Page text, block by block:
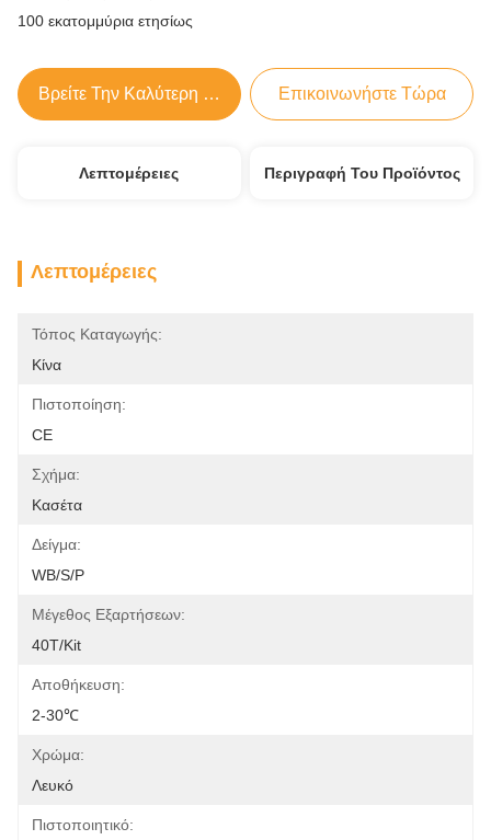
100 εκατομμύρια ετησίως
Βρείτε Την Καλύτερη Τιμή Επικοινωνήστε Τώρα
Λεπτομέρειες Περιγραφή Του Προϊόντος
Λεπτομέρειες
Τόπος Καταγωγής:
Κίνα
Πιστοποίηση:
CE
Σχήμα:
Κασέτα
Δείγμα:
WB/S/P
Μέγεθος Εξαρτήσεων:
40T/Kit
Αποθήκευση:
2-30℃
Χρώμα:
Λευκό
Πιστοποιητικό: